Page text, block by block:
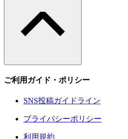
ご利用ガイド・ポリシー
SNS投稿ガイドライン
プライバシーポリシー
利用規約